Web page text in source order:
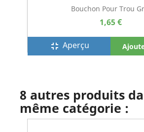
Bouchon Pour Trou
1,65 €
fullscreen_exit Aperçu
8 autres produits
même catégorie :